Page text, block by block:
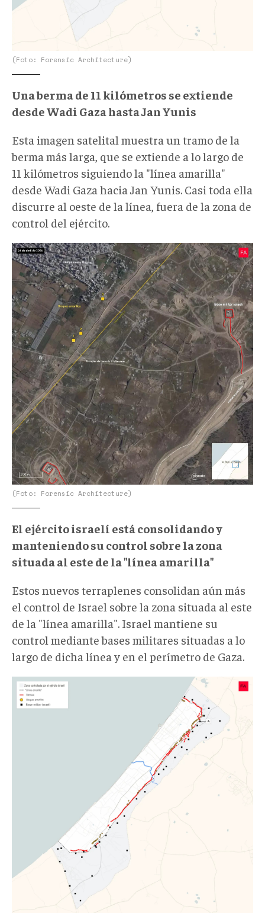
(Foto: Forensic Architecture)
Una berma de 11 kilómetros se extiende
desde Wadi Gaza hasta Jan Yunis
Esta imagen satelital muestra un tramo de la
berma más larga, que se extiende a lo largo de
11 kilómetros siguiendo la "línea amarilla"
desde Wadi Gaza hacia Jan Yunis. Casi toda ella
discurre al oeste de la línea, fuera de la zona de
control del ejército.
ImgSat.jpg
(Foto: Forensic Architecture)
El ejército israelí está consolidando y
manteniendo su control sobre la zona
situada al este de la "línea amarilla"
Estos nuevos terraplenes consolidan aún más
el control de Israel sobre la zona situada al este
de la "línea amarilla". Israel mantiene su
control mediante bases militares situadas a lo
largo de dicha línea y en el perímetro de Gaza.
Lineaamarilla3.jpg